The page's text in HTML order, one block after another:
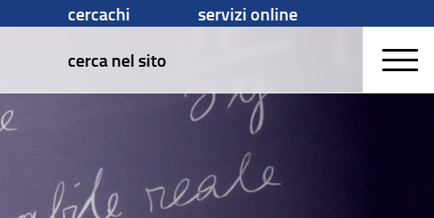
cercachi
servizi online
cerca nel sito